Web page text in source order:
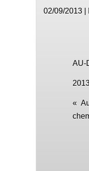
02/09/2013 |
AU-
«